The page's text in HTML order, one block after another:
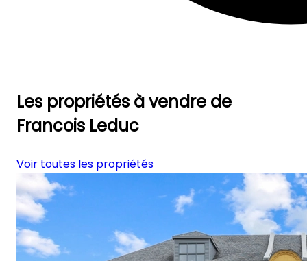
Les propriétés à vendre de
Francois Leduc
Voir toutes les propriétés